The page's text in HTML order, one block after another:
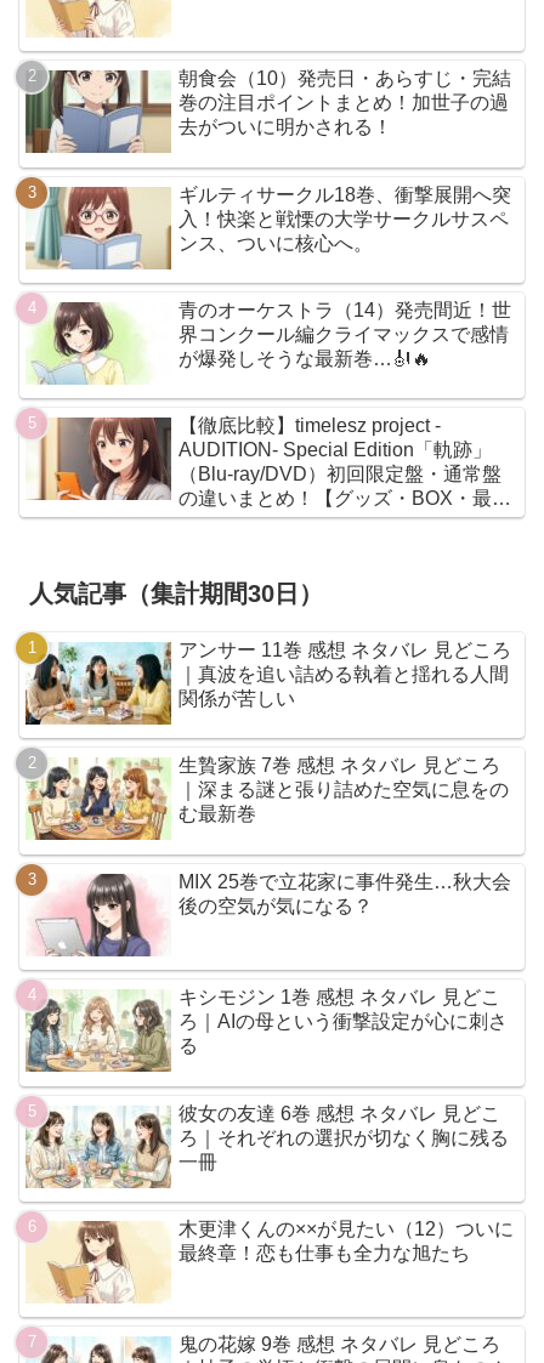
朝食会（10）発売日・あらすじ・完結
巻の注目ポイントまとめ！加世子の過
去がついに明かされる！
ギルティサークル18巻、衝撃展開へ突
入！快楽と戦慄の大学サークルサスペ
ンス、ついに核心へ。
青のオーケストラ（14）発売間近！世
界コンクール編クライマックスで感情
が爆発しそうな最新巻…🎻🔥
【徹底比較】timelesz project -
AUDITION- Special Edition「軌跡」
（Blu-ray/DVD）初回限定盤・通常盤
の違いまとめ！【グッズ・BOX・最安
値】
人気記事（集計期間30日）
アンサー 11巻 感想 ネタバレ 見どころ
｜真波を追い詰める執着と揺れる人間
関係が苦しい
生贄家族 7巻 感想 ネタバレ 見どころ
｜深まる謎と張り詰めた空気に息をの
む最新巻
MIX 25巻で立花家に事件発生…秋大会
後の空気が気になる？
キシモジン 1巻 感想 ネタバレ 見どこ
ろ｜AIの母という衝撃設定が心に刺さ
る
彼女の友達 6巻 感想 ネタバレ 見どこ
ろ｜それぞれの選択が切なく胸に残る
一冊
木更津くんの××が見たい（12）ついに
最終章！恋も仕事も全力な旭たち
鬼の花嫁 9巻 感想 ネタバレ 見どころ